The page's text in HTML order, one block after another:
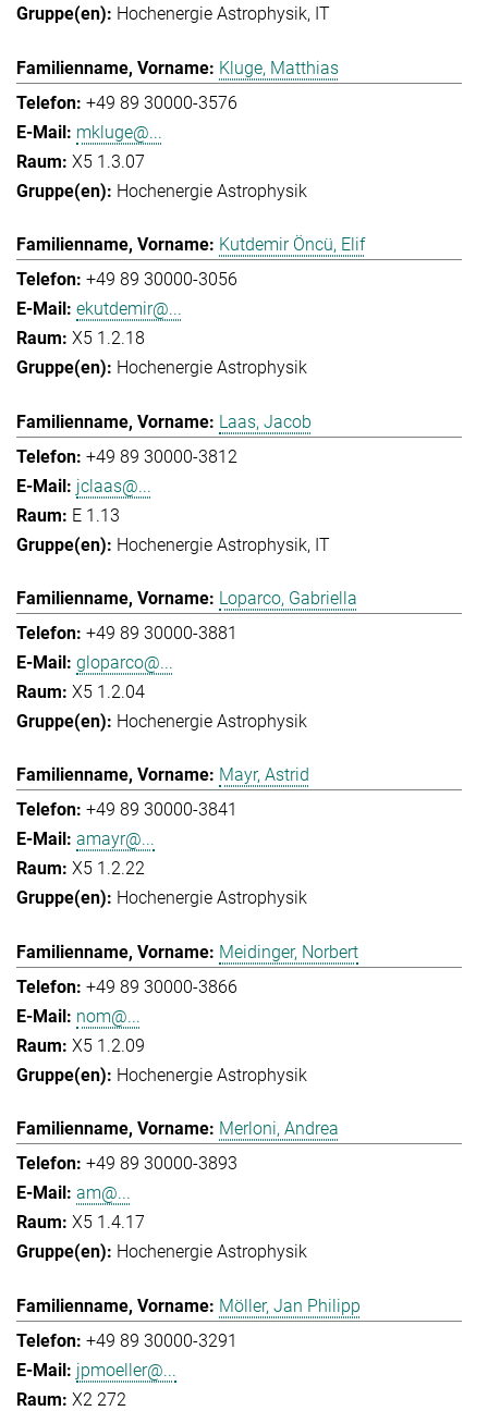
Hochenergie Astrophysik IT
Kluge, Matthias
+49 89 30000-3576
mkluge@...
X5 1.3.07
Hochenergie Astrophysik
Kutdemir Öncü, Elif
+49 89 30000-3056
ekutdemir@...
X5 1.2.18
Hochenergie Astrophysik
Laas, Jacob
+49 89 30000-3812
jclaas@...
E 1.13
Hochenergie Astrophysik IT
Loparco, Gabriella
+49 89 30000-3881
gloparco@...
X5 1.2.04
Hochenergie Astrophysik
Mayr, Astrid
+49 89 30000-3841
amayr@...
X5 1.2.22
Hochenergie Astrophysik
Meidinger, Norbert
+49 89 30000-3866
nom@...
X5 1.2.09
Hochenergie Astrophysik
Merloni, Andrea
+49 89 30000-3893
am@...
X5 1.4.17
Hochenergie Astrophysik
Möller, Jan Philipp
+49 89 30000-3291
jpmoeller@...
X2 272